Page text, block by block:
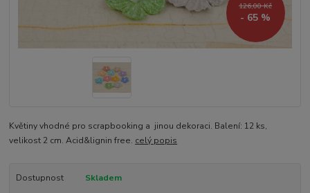
126,00 Kč
- 65 %
Květiny vhodné pro scrapbooking a jinou dekoraci. Balení: 12 ks,
velikost 2 cm. Acid&lignin free. celý popis
Dostupnost Skladem